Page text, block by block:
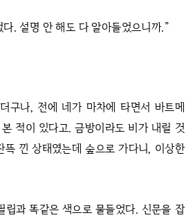
. 설명 안 해도 다 알아들었으니까.”
구나, 전에 네가 마차에 타면서 바트메
적이 있다고. 금방이라도 비가 내릴 것
뜩 낀 상태였는데 숲으로 가다니, 이상한
립과 똑같은 색으로 물들었다. 신문을 잡